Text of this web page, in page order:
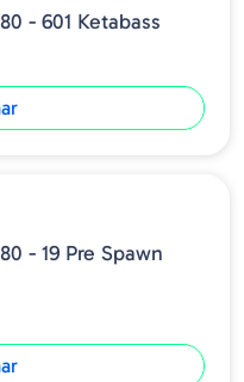
- 601 Ketabass
- 19 Pre Spawn